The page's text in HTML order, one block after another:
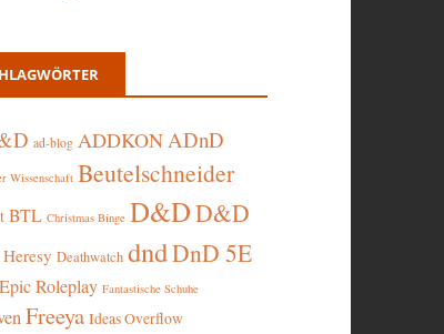
ad-blog ADDKONADnD
Wissenschaft Beutelschneider
BTL Christmas Binge D&DD&D
Deathwatch dndDnD 5E
Epic Roleplay Fantastische Schuhe
Freeya Ideas Overflow